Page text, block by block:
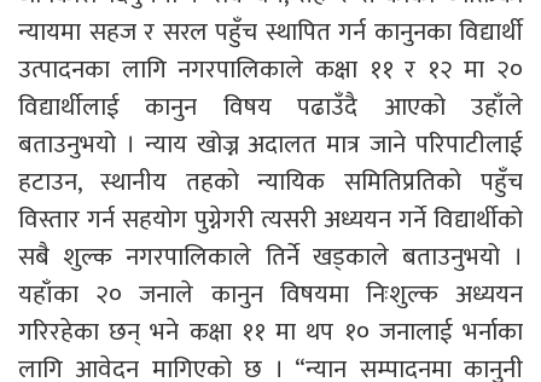
न्यायमा सहज र सरल पहुँच स्थापित गर्न कानुनका विद्यार्थी
उत्पादनका लागि नगरपालिकाले कक्षा ११ र १२ मा २०
विद्यार्थीलाई कानुन विषय पढाउँदै आएको उहाँले
बताउनुभयो । न्याय खोज्न अदालत मात्र जाने परिपाटीलाई
हटाउन, स्थानीय तहको न्यायिक समितिप्रतिको पहुँच
विस्तार गर्न सहयोग पुग्नेगरी त्यसरी अध्ययन गर्ने विद्यार्थीको
सबै शुल्क नगरपालिकाले तिर्ने खड्काले बताउनुभयो ।
यहाँका २० जनाले कानुन विषयमा निःशुल्क अध्ययन
गरिरहेका छन् भने कक्षा ११ मा थप १० जनालाई भर्नाका
लागि आवेदन मागिएको छ । “न्यान सम्पादनमा कानुनी